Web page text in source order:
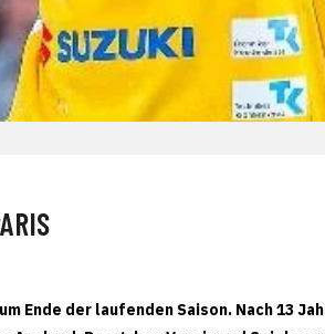
Ende der laufenden Saison. Nach 13